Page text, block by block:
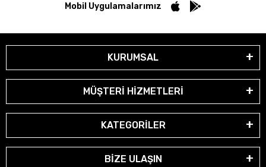
Mobil Uygulamalarımız
KURUMSAL
MÜŞTERİ HİZMETLERİ
KATEGORİLER
BİZE ULAŞIN